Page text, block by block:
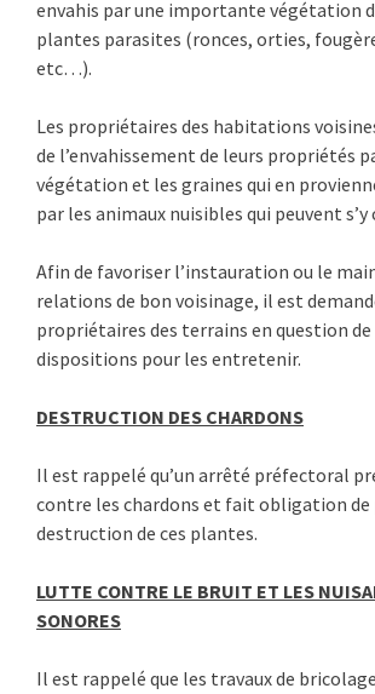
envahis par une importante végétation
plantes parasites (ronces, orties,
etc…).
Les propriétaires des habitations
de l’envahissement de leurs propriétés
végétation et les graines qui en
par les animaux nuisibles qui peuvent s’y
Afin de favoriser l’instauration ou le
relations de bon voisinage, il est
propriétaires des terrains en question
dispositions pour les entretenir.
DESTRUCTION DES CHARDONS
Il est rappelé qu’un arrêté préfectoral
contre les chardons et fait obligation de
destruction de ces plantes.
LUTTE CONTRE LE BRUIT ET LES
SONORES
Il est rappelé que les travaux de